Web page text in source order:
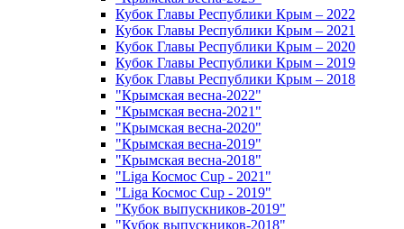
Кубок Главы Республики Крым – 2022
Кубок Главы Республики Крым – 2021
Кубок Главы Республики Крым – 2020
Кубок Главы Республики Крым – 2019
Кубок Главы Республики Крым – 2018
"Крымская весна-2022"
"Крымская весна-2021"
"Крымская весна-2020"
"Крымская весна-2019"
"Крымская весна-2018"
"Liga Космос Cup - 2021"
"Liga Космос Cup - 2019"
"Кубок выпускников-2019"
"Кубок выпускников-2018"